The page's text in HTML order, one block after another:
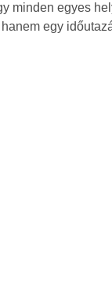
minden egyes
egy